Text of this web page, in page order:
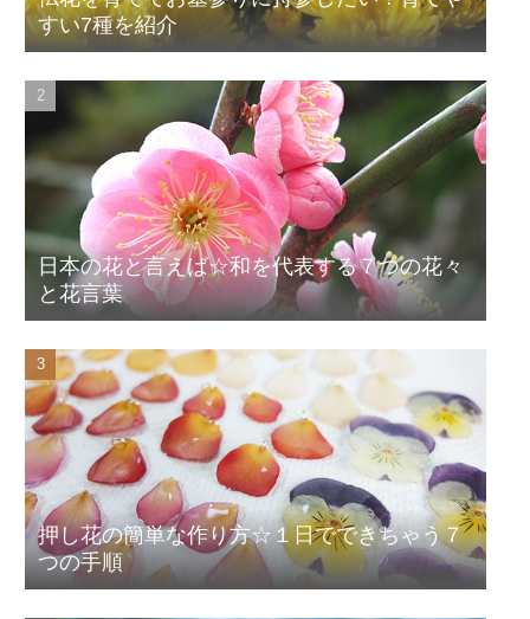
すい7種を紹介
日本の花と言えば☆和を代表する７つの花々
と花言葉
押し花の簡単な作り方☆１日でできちゃう７
つの手順